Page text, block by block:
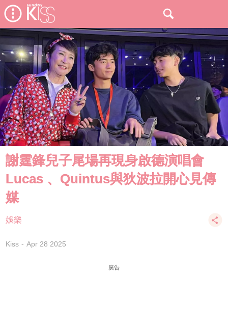
謝霆鋒兒子尾場再現身啟德演唱會
Lucas 、Quintus與狄波拉開心見傳
媒
娛樂
Kiss Apr 28 2025
廣告